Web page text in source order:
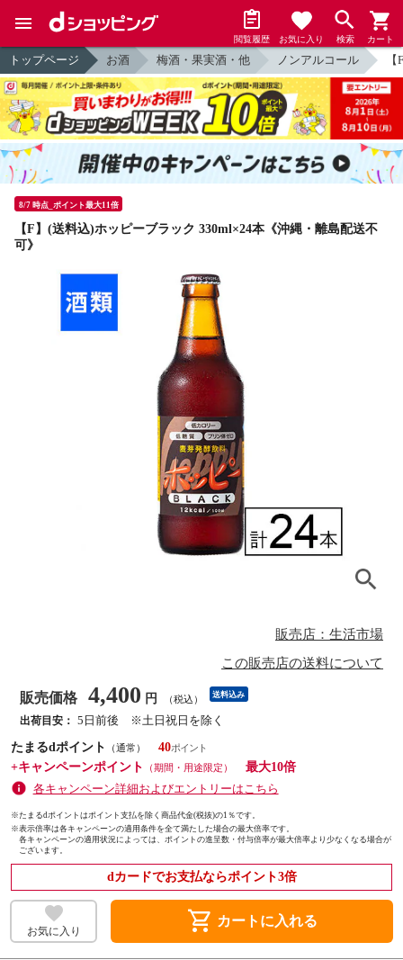
閲覧履歴 お気に入り 検索 カート
トップページ お酒 梅酒・果実酒・他 ノンアルコール
8/7 時点_ポイント最大11倍
【F】(送料込)ホッピーブラック 330ml×24本《沖縄・離島配送不
可》
販売店：生活市場
この販売店の送料について
販売価格 4,400 円 （税込） 送料込み
出荷目安： 5日前後 ※土日祝日を除く
たまるdポイント
（通常）
40
+キャンペーンポイント
（期間・用途限定）
最大10倍
各キャンペーン詳細およびエントリーはこちら
※たまるdポイントはポイント支払を除く商品代金(税抜)の1％です。
※表示倍率は各キャンペーンの適用条件を全て満たした場合の最大倍率です。
各キャンペーンの適用状況によっては、ポイントの進呈数・付与倍率が最大倍率より少なくなる場合が
ございます。
dカードでお支払ならポイント3倍
お気に入り shopping_cart カートに入れる